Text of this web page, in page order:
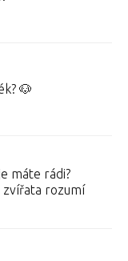
🐶
máte rádi?
zvířata rozumí